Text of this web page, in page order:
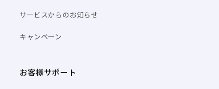
サービスからのお知らせ
キャンペーン
お客様サポート